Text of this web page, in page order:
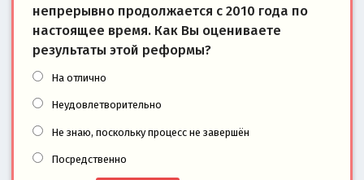
непрерывно продолжается с 2010 года по
настоящее время. Как Вы оцениваете
результаты этой реформы?
На отлично
Неудовлетворительно
Не знаю, поскольку процесс не завершён
Посредственно